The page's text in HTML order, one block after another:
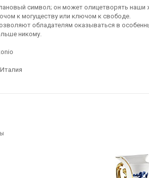
символ; он может олицетворять наши
к могуществу или ключом к свободе.
обладателям оказываться в
никому.